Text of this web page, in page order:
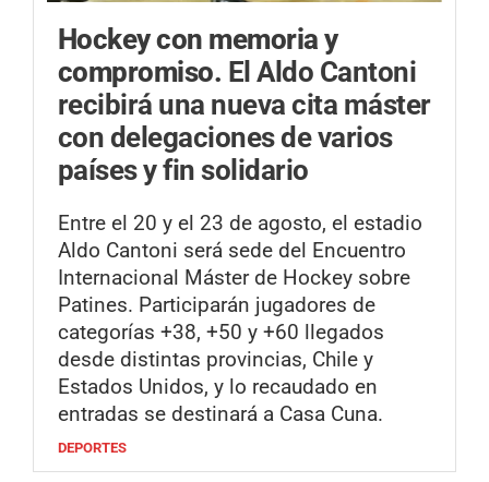
Hockey con memoria y
compromiso. El Aldo Cantoni
recibirá una nueva cita máster
con delegaciones de varios
países y fin solidario
Entre el 20 y el 23 de agosto, el estadio
Aldo Cantoni será sede del Encuentro
Internacional Máster de Hockey sobre
Patines. Participarán jugadores de
categorías +38, +50 y +60 llegados
desde distintas provincias, Chile y
Estados Unidos, y lo recaudado en
entradas se destinará a Casa Cuna.
DEPORTES